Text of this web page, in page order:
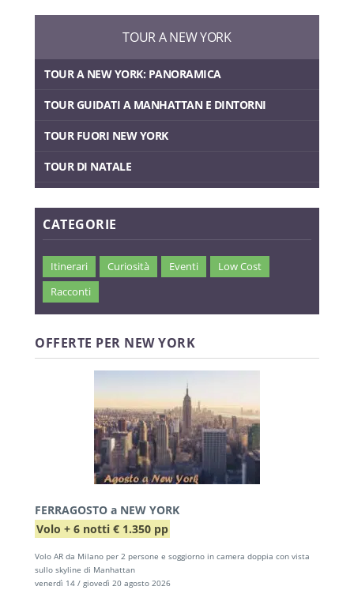
TOUR A NEW YORK
TOUR A NEW YORK: PANORAMICA
TOUR GUIDATI A MANHATTAN E DINTORNI
TOUR FUORI NEW YORK
TOUR DI NATALE
CATEGORIE
Itinerari Curiosità Eventi
Low Cost
Racconti
OFFERTE PER NEW YORK
FERRAGOSTO a NEW YORK
Volo + 6 notti € 1.350 pp
Volo AR da Milano per 2 persone e soggiorno in camera doppia con vista
sullo skyline di Manhattan
venerdì 14 / giovedì 20 agosto 2026